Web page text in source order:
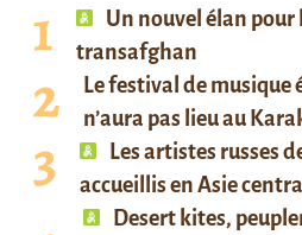
Un nouvel élan
transafghan
Le festival de
n’aura pas lieu au
Les artistes russes
accueillis en Asie
Desert kites,